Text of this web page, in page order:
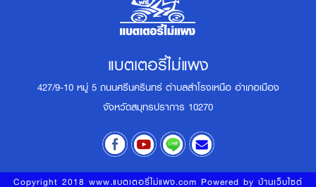
แบตเตอรี่ไม่แพง
427/9-10 หมู่ 5 ถนนศรีนครินทร์ ตำบลสำโรงเหนือ อำเภอเมือง
จังหวัดสมุทรปราการ 10270
Copyright 2018 www.แบตเตอรี่ไม่แพง.com Powered by บ้านเว็บไซต์